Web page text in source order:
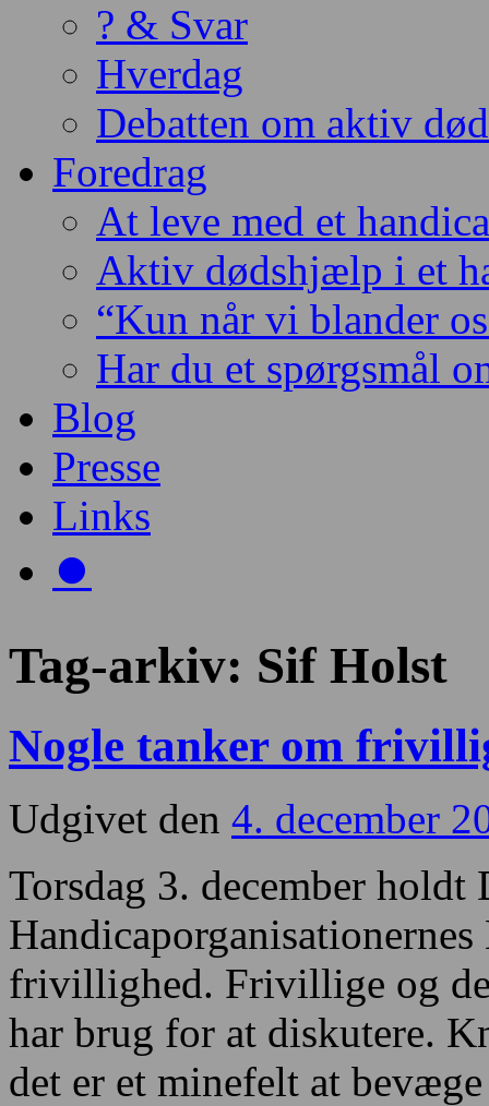
? & Svar
Hverdag
Debatten om aktiv
Foredrag
At leve med et
Aktiv dødshjælp i et
“Kun når vi blander
Har du et spørgsmål
Blog
Presse
Links
⏺️
Tag-arkiv: Sif Holst
Nogle tanker om
Udgivet den 4. december
Torsdag 3. december holdt
frivillighed. Frivillige og
har brug for at diskutere.
det er et minefelt at